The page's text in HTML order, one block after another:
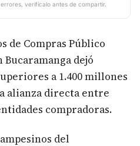
verifícalo antes de compartir.
de Compras Público
Bucaramanga dejó
a 1.400 millones
alianza directa entre
compradoras.
del